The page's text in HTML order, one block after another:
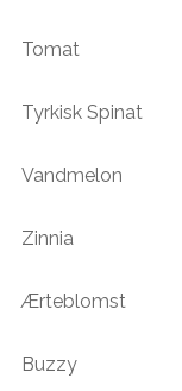
Tomat
Tyrkisk Spinat
Vandmelon
Zinnia
Ærteblomst
Buzzy